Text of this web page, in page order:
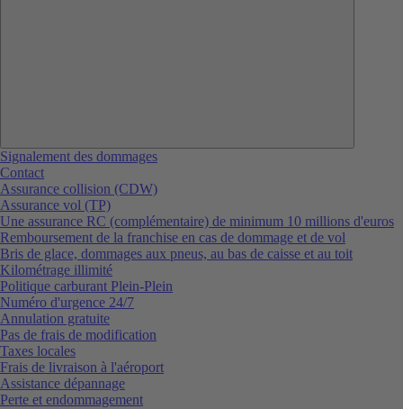
Signalement des dommages
Contact
Assurance collision (CDW)
Assurance vol (TP)
Une assurance RC (complémentaire) de minimum 10 millions d'euros
Remboursement de la franchise en cas de dommage et de vol
Bris de glace, dommages aux pneus, au bas de caisse et au toit
Kilométrage illimité
Politique carburant Plein-Plein
Numéro d'urgence 24/7
Annulation gratuite
Pas de frais de modification
Taxes locales
Frais de livraison à l'aéroport
Assistance dépannage
Perte et endommagement